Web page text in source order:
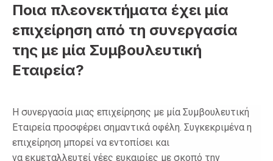
Ποια πλεονεκτήματα έχει μία
επιχείρηση από τη συνεργασία
της με μία Συμβουλευτική
Εταιρεία?
Η συνεργασία μιας επιχείρησης με μία Συμβουλευτική
Εταιρεία προσφέρει σημαντικά οφέλη. Συγκεκριμένα η
επιχείρηση μπορεί να εντοπίσει και
να εκμεταλλευτεί νέες ευκαιρίες με σκοπό την